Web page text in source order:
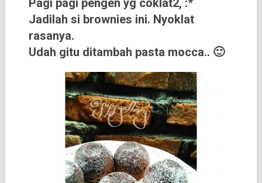
Pagi pagi pengen yg coklat2, :*
Jadilah si brownies ini. Nyoklat
rasanya.
Udah gitu ditambah pasta mocca.. 🙂